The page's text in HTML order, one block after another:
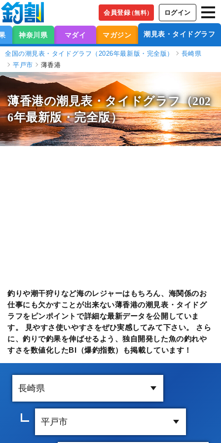
会員登録（無料） ログイン
神奈川県 マダイ マガジン 潮見表・タイドグラフ
全国の潮見表・タイドグラフ（2026年最新版・完全版）
長崎県
平戸市
薄香港
薄香港の潮見表・タイドグラフ（202
6年最新版・完全版）
釣りや潮干狩りなど海のレジャーはもちろん、海関係のお
仕事にも欠かすことが出来ない薄香港の潮見表・タイドグ
ラフをピンポイントで詳細な最新データを公開していま
す。 見やすさ使いやすさをぜひ実感してみて下さい。 さら
に、釣りで釣果を伸ばせるよう、独自開発した魚の釣れや
すさを数値化したBI（爆釣指数）も掲載しています！